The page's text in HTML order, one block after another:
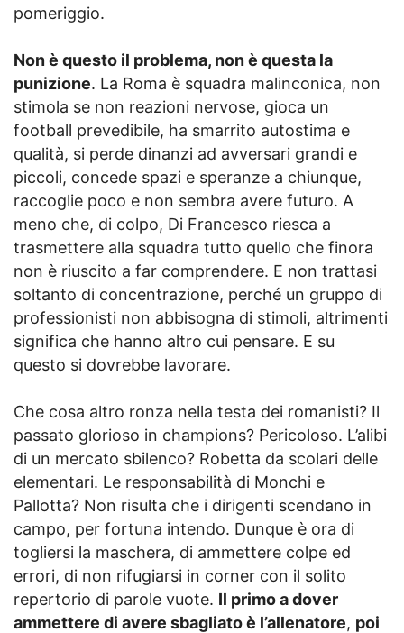
pomeriggio.
Non è questo il problema, non è questa la
punizione. La Roma è squadra malinconica, non
stimola se non reazioni nervose, gioca un
football prevedibile, ha smarrito autostima e
qualità, si perde dinanzi ad avversari grandi e
piccoli, concede spazi e speranze a chiunque,
raccoglie poco e non sembra avere futuro. A
meno che, di colpo, Di Francesco riesca a
trasmettere alla squadra tutto quello che finora
non è riuscito a far comprendere. E non trattasi
soltanto di concentrazione, perché un gruppo di
professionisti non abbisogna di stimoli, altrimenti
significa che hanno altro cui pensare. E su
questo si dovrebbe lavorare.
Che cosa altro ronza nella testa dei romanisti? Il
passato glorioso in champions? Pericoloso. L’alibi
di un mercato sbilenco? Robetta da scolari delle
elementari. Le responsabilità di Monchi e
Pallotta? Non risulta che i dirigenti scendano in
campo, per fortuna intendo. Dunque è ora di
togliersi la maschera, di ammettere colpe ed
errori, di non rifugiarsi in corner con il solito
repertorio di parole vuote. Il primo a dover
ammettere di avere sbagliato è l’allenatore, poi